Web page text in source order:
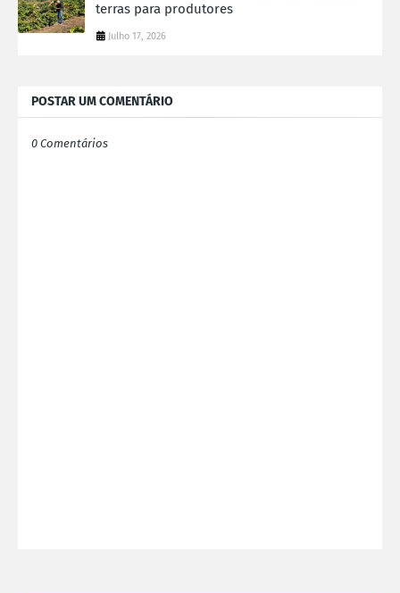
terras para produtores
Julho 17, 2026
POSTAR UM COMENTÁRIO
0 Comentários